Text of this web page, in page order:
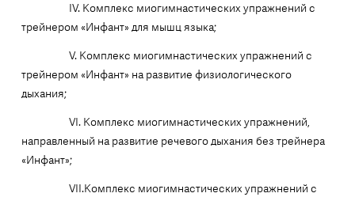
IV. Комплекс миогимнастических упражнений с
трейнером «Инфант» для мышц языка;
V. Комплекс миогимнастических упражнений с
трейнером «Инфант» на развитие физиологического
дыхания;
VI. Комплекс миогимнастических упражнений,
направленный на развитие речевого дыхания без трейнера
«Инфант»;
VII.Комплекс миогимнастических упражнений с